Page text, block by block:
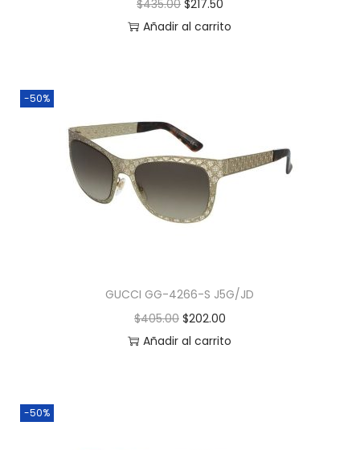
$435.00 $217.50
Añadir al carrito
-50%
GUCCI GG-4266-S J5G/JD
$405.00 $202.00
Añadir al carrito
-50%